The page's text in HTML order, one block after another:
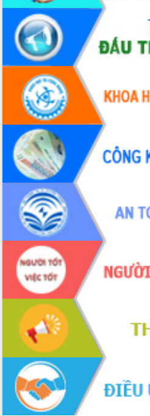
Đắk Lắk nỗ lực thúc đẩy tăng trưởng
kinh tế từ 10% trở lên trong Quý
II/2026
Đắk Lắk ký kết thỏa thuận hợp tác về
chuyển đổi số giai đoạn 2026 – 2030
với Tập đoàn Bưu chính Viễn thông
Việt Nam
Thứ trưởng Bộ Y tế làm việc với tỉnh
Đắk Lắk về phát triển nhân lực y tế
cho trạm y tế cấp xã
Du lịch Đắk Lắk nâng tầm trải nghiệm
du khách thông qua Hệ thống cơ sở dữ
liệu và Bản đồ số
Tập huấn ứng dụng trí tuệ nhân tạo (AI)
trong thương mại điện tử năm 2026
Đoàn đại biểu Quốc hội tỉnh Đắk Lắk
trao đổi thông tin trước Kỳ họp thứ
nhất, Quốc hội khóa XVI
Quyết liệt cải cách hành chính, khơi
thông nguồn lực phát triển
Nâng cao hiệu lực, hiệu quả HĐND
tỉnh thông qua hiện đại hóa hành chính
Xã Ea Phê gắn cải cách hành chính với
chuyển đổi số
Phó Chủ tịch Thường trực UBND tỉnh
Hồ Thị Nguyên Thảo làm việc tại Trung
tâm Phục vụ hành chính công xã Ea
Xây dựng nền hành chính số đồng
hành cùng nông dân dân, doanh nghiệp
Giai đoạn 2026-2030, Đắk Lắk phấn